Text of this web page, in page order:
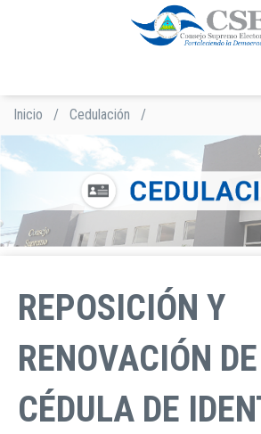
Sobrescribir
enlaces
de
ayuda
la
navegación
Inicio / Cedulación /
REPOSICIÓN Y
RENOVACIÓN DE
CÉDULA DE